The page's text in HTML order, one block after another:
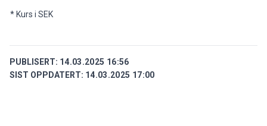
* Kurs i SEK
PUBLISERT: 14.03.2025 16:56
SIST OPPDATERT: 14.03.2025 17:00